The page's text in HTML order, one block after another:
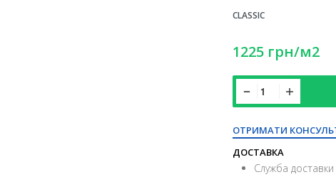
CLASSIC
1225грн/м2
ОТРИМАТИ
ДОСТАВКА
Служба доставки